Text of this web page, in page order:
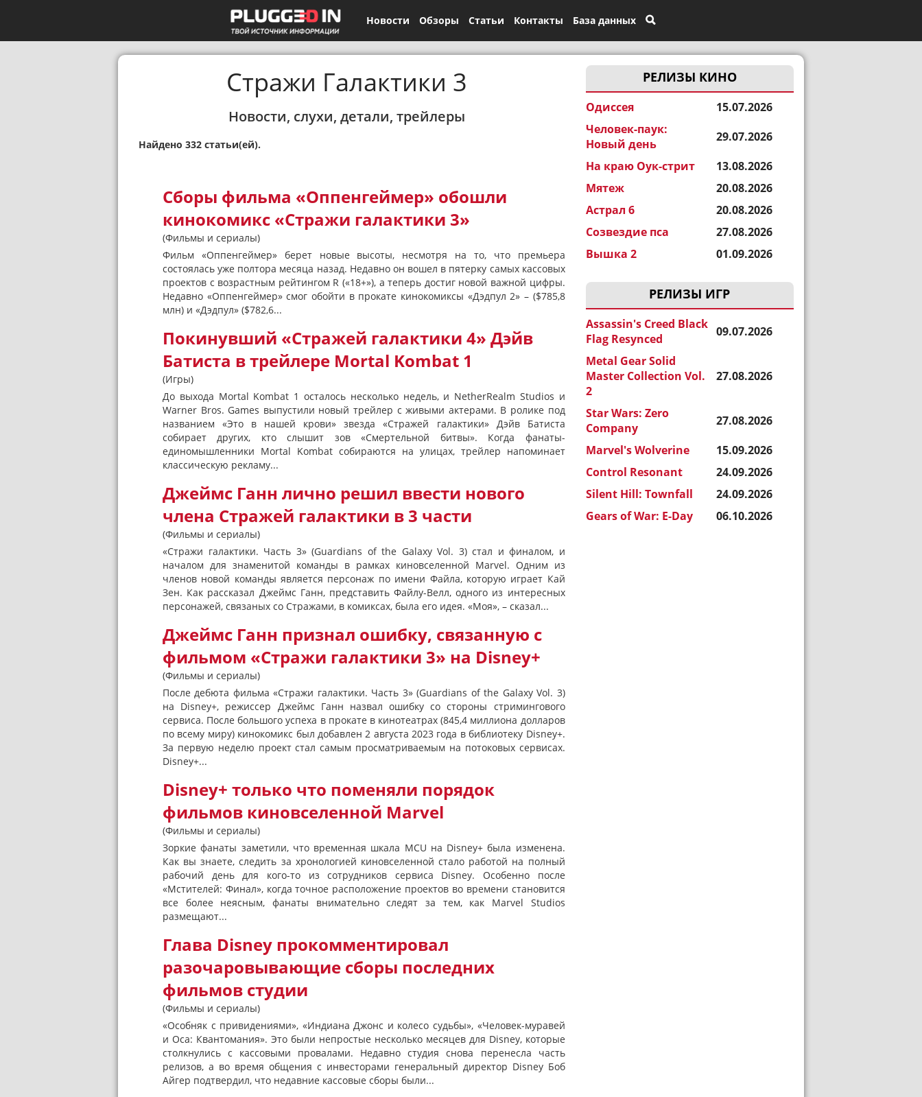
Новости Обзоры Статьи Контакты База данных
РЕЛИЗЫ КИНО
Одиссея
15.07.2026
Человек-паук:
Новый день
29.07.2026
На краю Оук-стрит
13.08.2026
Мятеж
20.08.2026
Астрал 6
20.08.2026
Созвездие пса
27.08.2026
Вышка 2
01.09.2026
РЕЛИЗЫ ИГР
Assassin's Creed Black
Flag Resynced
09.07.2026
Metal Gear Solid
Master Collection Vol.
2
27.08.2026
Star Wars: Zero
Company
27.08.2026
Marvel's Wolverine
15.09.2026
Control Resonant
24.09.2026
Silent Hill: Townfall
24.09.2026
Gears of War: E-Day
06.10.2026
Стражи Галактики 3
Новости, слухи, детали, трейлеры
Найдено 332 статьи(ей).
Сборы фильма «Оппенгеймер» обошли
кинокомикс «Стражи галактики 3»
(Фильмы и сериалы)
Фильм «Оппенгеймер» берет новые высоты, несмотря на то, что премьера
состоялась уже полтора месяца назад. Недавно он вошел в пятерку самых кассовых
проектов с возрастным рейтингом R («18+»), а теперь достиг новой важной цифры.
Недавно «Оппенгеймер» смог обойти в прокате кинокомиксы «Дэдпул 2» – ($785,8
млн) и «Дэдпул» ($782,6...
Покинувший «Стражей галактики 4» Дэйв
Батиста в трейлере Mortal Kombat 1
(Игры)
До выхода Mortal Kombat 1 осталось несколько недель, и NetherRealm Studios и
Warner Bros. Games выпустили новый трейлер с живыми актерами. В ролике под
названием «Это в нашей крови» звезда «Стражей галактики» Дэйв Батиста
собирает других, кто слышит зов «Смертельной битвы». Когда фанаты-
единомышленники Mortal Kombat собираются на улицах, трейлер напоминает
классическую рекламу...
Джеймс Ганн лично решил ввести нового
члена Стражей галактики в 3 части
(Фильмы и сериалы)
«Стражи галактики. Часть 3» (Guardians of the Galaxy Vol. 3) стал и финалом, и
началом для знаменитой команды в рамках киновселенной Marvel. Одним из
членов новой команды является персонаж по имени Файла, которую играет Кай
Зен. Как рассказал Джеймс Ганн, представить Файлу-Велл, одного из интересных
персонажей, связаных со Стражами, в комиксах, была его идея. «Моя», – сказал...
Джеймс Ганн признал ошибку, связанную с
фильмом «Стражи галактики 3» на Disney+
(Фильмы и сериалы)
После дебюта фильма «Стражи галактики. Часть 3» (Guardians of the Galaxy Vol. 3)
на Disney+, режиссер Джеймс Ганн назвал ошибку со стороны стримингового
сервиса. После большого успеха в прокате в кинотеатрах (845,4 миллиона долларов
по всему миру) кинокомикс был добавлен 2 августа 2023 года в библиотеку Disney+.
За первую неделю проект стал самым просматриваемым на потоковых сервисах.
Disney+...
Disney+ только что поменяли порядок
фильмов киновселенной Marvel
(Фильмы и сериалы)
Зоркие фанаты заметили, что временная шкала MCU на Disney+ была изменена.
Как вы знаете, следить за хронологией киновселенной стало работой на полный
рабочий день для кого-то из сотрудников сервиса Disney. Особенно после
«Мстителей: Финал», когда точное расположение проектов во времени становится
все более неясным, фанаты внимательно следят за тем, как Marvel Studios
размещают...
Глава Disney прокомментировал
разочаровывающие сборы последних
фильмов студии
(Фильмы и сериалы)
«Особняк с привидениями», «Индиана Джонс и колесо судьбы», «Человек-муравей
и Оса: Квантомания». Это были непростые несколько месяцев для Disney, которые
столкнулись с кассовыми провалами. Недавно студия снова перенесла часть
релизов, а во время общения с инвесторами генеральный директор Disney Боб
Айгер подтвердил, что недавние кассовые сборы были...